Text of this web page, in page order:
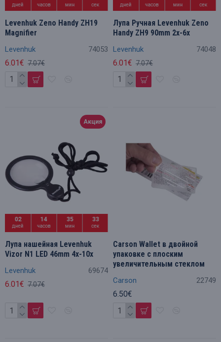
дней часов мин сек
Levenhuk 74053
Levenhuk Zeno Handy ZH19
Magnifier
6.01€ 7.07€
дней часов мин сек
Levenhuk 74048
Лупа Pучная Levenhuk Zeno
Handy ZH9 90mm 2x-6x
6.01€ 7.07€
Акция
02
дней
14
часов
35
мин
32
сек
Levenhuk 69674
Лупа нашейная Levenhuk
Vizor N1 LED 46mm 4x-10x
6.01€ 7.07€ Carson 22749
Carson Wallet в двойной
упаковке с плоским
увеличительным стеклом
6.50€